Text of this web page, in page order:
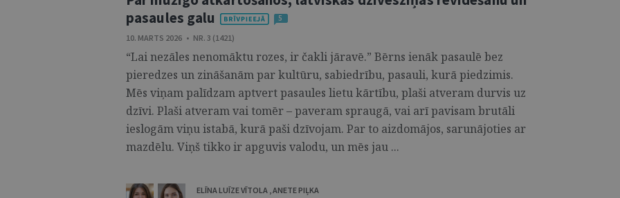
pasaules galu
5
10. MARTS 2026 • NR. 3 (1421)
“Lai nezāles nenomāktu rozes, ir čakli jāravē.” Bērns ienāk pasaulē bez
pieredzes un zināšanām par kultūru, sabiedrību, pasauli, kurā piedzimis.
Mēs viņam palīdzam aptvert pasaules lietu kārtību, plaši atveram durvis uz
dzīvi. Plaši atveram vai tomēr – paveram spraugā, vai arī pavisam brutāli
ieslogām viņu istabā, kurā paši dzīvojam. Par to aizdomājos, sarunājoties ar
mazdēlu. Viņš tikko ir apguvis valodu, un mēs jau ...
ELĪNA LUĪZE VĪTOLA ,ANETE PIĻKA